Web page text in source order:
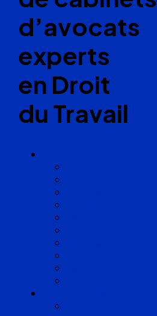
d’avocats
experts
en Droit
du Travail